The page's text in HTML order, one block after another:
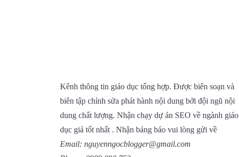
Kênh thông tin giáo dục tổng hợp. Được biên soạn và
biên tập chỉnh sửa phát hành nội dung bởi đội ngũ nội
dung chất lượng. Nhận chạy dự án SEO về ngành giáo
dục giá tốt nhất . Nhận bảng báo vui lòng gửi về
Email: nguyenngocblogger@gmail.com